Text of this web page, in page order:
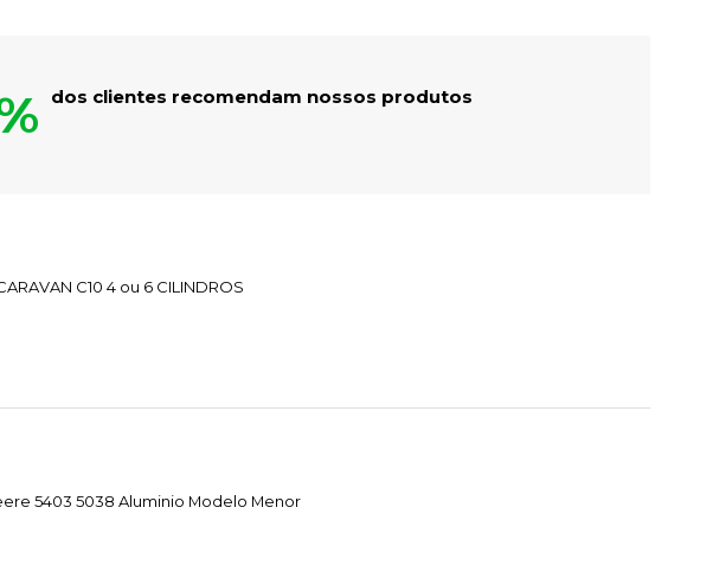
dos clientes recomendam nossos produtos
C10 4 ou 6 CILINDROS
5403 5038 Aluminio Modelo Menor